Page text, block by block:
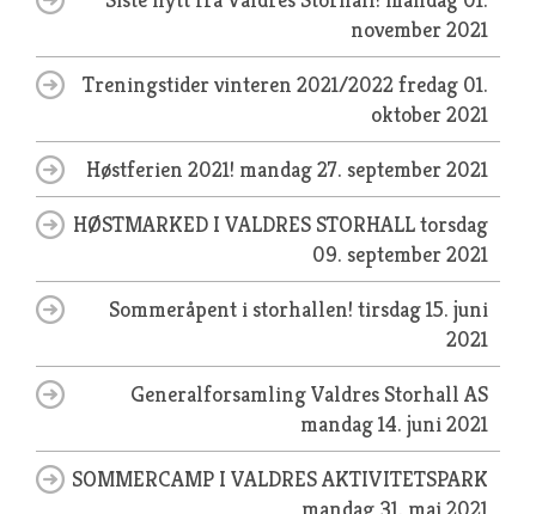
november 2021
Treningstider vinteren 2021/2022fredag 01.
oktober 2021
Høstferien 2021! mandag 27. september 2021
HØSTMARKED I VALDRES STORHALLtorsdag
09. september 2021
Sommeråpent i storhallen! tirsdag 15. juni
2021
Generalforsamling Valdres Storhall AS
mandag 14. juni 2021
SOMMERCAMP I VALDRES AKTIVITETSPARK